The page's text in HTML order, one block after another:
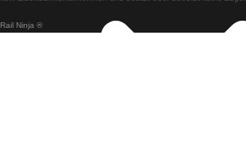
Züge von Braga nach Lissabon
Rail Ninja ®